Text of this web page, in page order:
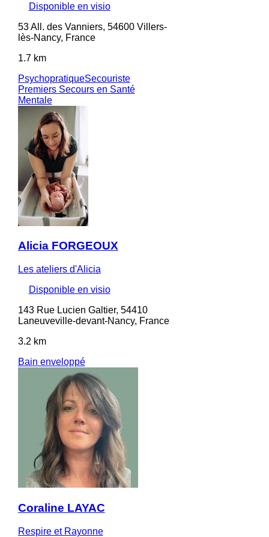
Disponible en visio
53 All. des Vanniers, 54600 Villers-
lès-Nancy, France
1.7 km
PsychopratiqueSecouriste
Premiers Secours en Santé
Mentale
Alicia FORGEOUX
Les ateliers d'Alicia
Disponible en visio
143 Rue Lucien Galtier, 54410
Laneuveville-devant-Nancy, France
3.2 km
Bain enveloppé
Coraline LAYAC
Respire et Rayonne